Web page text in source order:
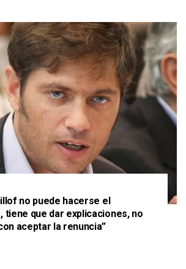
no puede hacerse el
tiene que dar explicaciones, no
aceptar la renuncia”